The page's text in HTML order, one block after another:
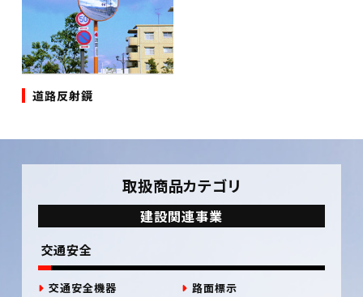
道路反射鏡
取扱商品カテゴリ
建設関連事業
交通安全
交通安全機器
路面標示